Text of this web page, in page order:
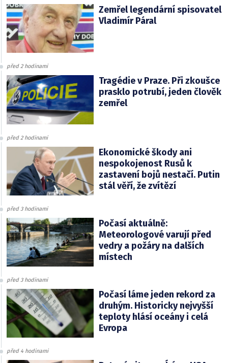
Zemřel legendární spisovatel
Vladimír Páral
před 2 hodinami
Tragédie v Praze. Při zkoušce
prasklo potrubí, jeden člověk
zemřel
před 2 hodinami
Ekonomické škody ani
nespokojenost Rusů k
zastavení bojů nestačí. Putin
stál věří, že zvítězí
před 3 hodinami
Počasí aktuálně:
Meteorologové varují před
vedry a požáry na dalších
místech
před 3 hodinami
Počasí láme jeden rekord za
druhým. Historicky nejvyšší
teploty hlásí oceány i celá
Evropa
před 4 hodinami